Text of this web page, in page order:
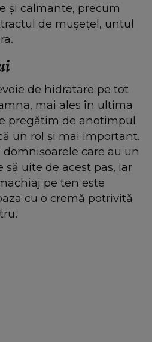
și calmante, precum
de mușețel, untul
de hidratare pe tot
mai ales în ultima
pregătim de anotimpul
un rol și mai important.
care au un
uite de acest pas, iar
pe ten este
cu o cremă potrivită